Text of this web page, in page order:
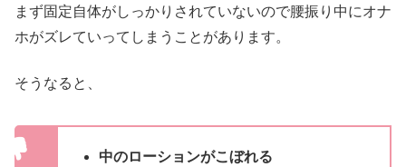
まず固定自体がしっかりされていないので腰振り中にオナ
ホがズレていってしまうことがあります。
そうなると、
中のローションがこぼれる